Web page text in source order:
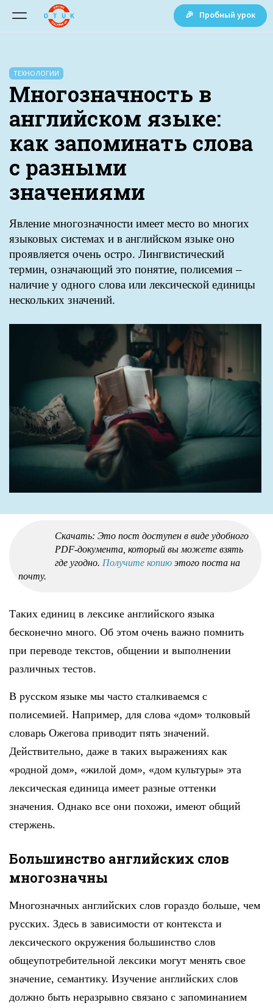
🎉 Пробный урок
ТЕХНОЛОГИИ
Многозначность в
английском языке:
как запоминать слова
с разными
значениями
Явление многозначности имеет место во многих
языковых системах и в английском языке оно
проявляется очень остро. Лингвистический
термин, означающий это понятие, полисемия –
наличие у одного слова или лексической единицы
нескольких значений.
Скачать: Это пост доступен в виде удобного
PDF-документа, который вы можете взять
где угодно. Получите копию этого поста на
почту.
Таких единиц в лексике английского языка
бесконечно много. Об этом очень важно помнить
при переводе текстов, общении и выполнении
различных тестов.
В русском языке мы часто сталкиваемся с
полисемией. Например, для слова «дом» толковый
словарь Ожегова приводит пять значений.
Действительно, даже в таких выражениях как
«родной дом», «жилой дом», «дом культуры» эта
лексическая единица имеет разные оттенки
значения. Однако все они похожи, имеют общий
стержень.
Большинство английских слов
многозначны
Многозначных английских слов гораздо больше, чем
русских. Здесь в зависимости от контекста и
лексического окружения большинство слов
общеупотребительной лексики могут менять свое
значение, семантику. Изучение английских слов
должно быть неразрывно связано с запоминанием